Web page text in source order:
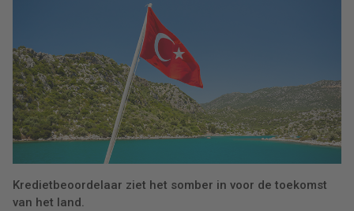
Kredietbeoordelaar ziet het somber in voor de toekomst
van het land.